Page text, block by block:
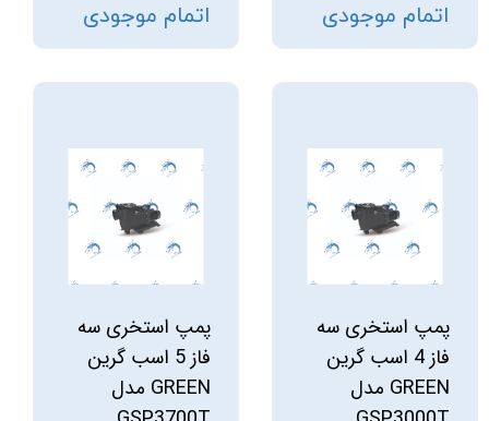
اتمام موجودی
اتمام موجودی
پمپ استخری سه
فاز 4 اسب گرین
GREEN مدل
پمپ استخری سه
فاز 5 اسب گرین
GREEN مدل